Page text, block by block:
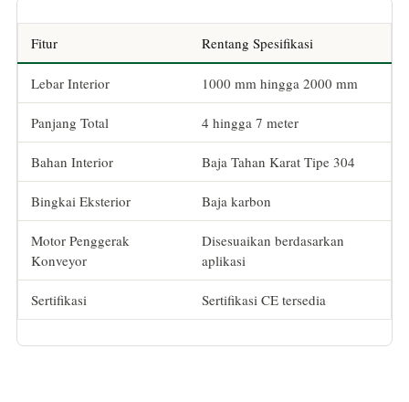
Fitur Rentang Spesifikasi
Lebar Interior 1000 mm hingga 2000 mm
Panjang Total 4 hingga 7 meter
Bahan Interior Baja Tahan Karat Tipe 304
Bingkai Eksterior Baja karbon
Motor Penggerak
Konveyor
Disesuaikan berdasarkan
aplikasi
Sertifikasi Sertifikasi CE tersedia